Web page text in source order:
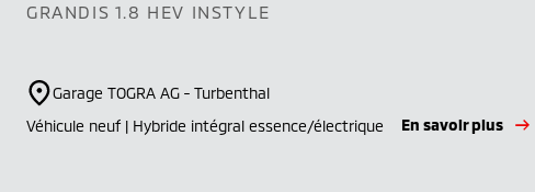
GRANDIS 1.8 HEV INSTYLE
Garage TOGRA AG - Turbenthal
Véhicule neuf | Hybride intégral essence/électrique
En savoir plus